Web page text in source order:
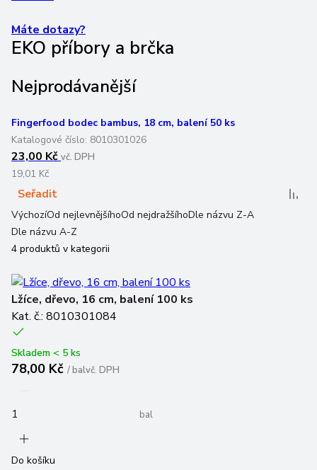
Máte dotazy?
EKO příbory a brčka
Nejprodávanější
Fingerfood bodec bambus, 18 cm, balení 50 ks
Katalogové číslo: 8010301026
23,00 Kč vč. DPH
19,01 Kč
Seřadit
VýchozíOd nejlevnějšíhoOd nejdražšíhoDle názvu Z-A
Dle názvu A-Z
4 produktů v kategorii
Lžíce, dřevo, 16 cm, balení 100 ks
Kat. č.: 8010301084
Skladem < 5 ks
78,00 Kč /balvč. DPH
bal
Do košíku